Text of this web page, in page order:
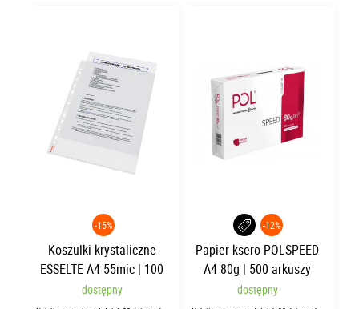
-15%
Koszulki krystaliczne
ESSELTE A4 55mic | 100
sztuk
dostępny
-12%
Papier ksero POLSPEED
A4 80g | 500 arkuszy
dostępny